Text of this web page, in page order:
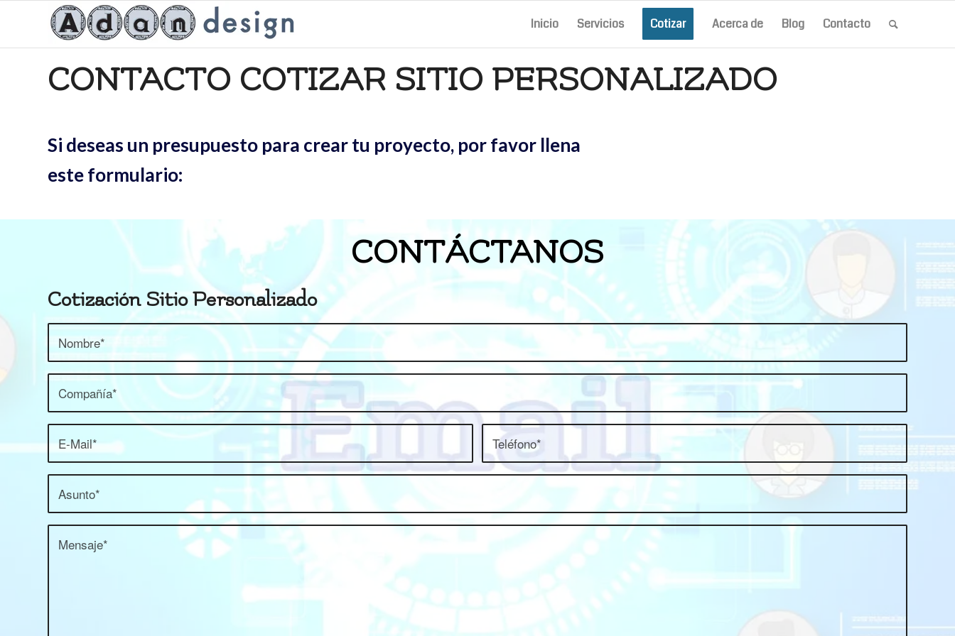
Inicio Servicios Cotizar Acerca de Blog Contacto
CONTACTO COTIZAR SITIO PERSONALIZADO
Si deseas un presupuesto para crear tu proyecto, por favor llena
este formulario:
CONTÁCTANOS
Cotización Sitio Personalizado